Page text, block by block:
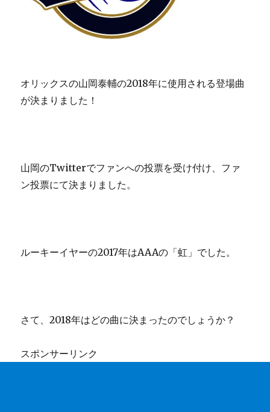
オリックスの山岡泰輔の2018年に使用される登場曲
が決まりました！
山岡のTwitterでファンへの投票を受け付け、ファ
ン投票にて決まりました。
ルーキーイヤーの2017年はAAAの「虹」でした。
さて、2018年はどの曲に決まったのでしょうか？
スポンサーリンク